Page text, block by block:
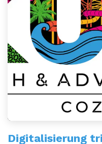
Digitalisierung